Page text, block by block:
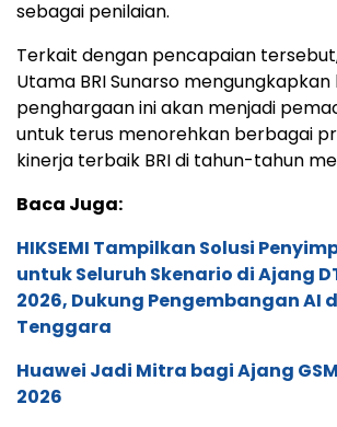
sebagai penilaian.
Terkait dengan pencapaian
Utama BRI Sunarso
penghargaan ini akan menjadi
untuk terus menorehkan berbagai
kinerja terbaik BRI di tahun-tahun
Baca Juga:
HIKSEMI Tampilkan Solusi
untuk Seluruh Skenario di Ajang
2026, Dukung Pengembangan AI
Tenggara
Huawei Jadi Mitra bagi Ajang
2026